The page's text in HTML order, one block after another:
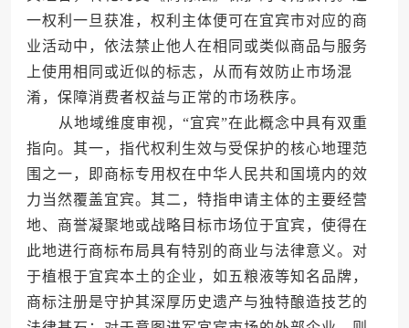
一权利一旦获准，权利主体便可在宜宾市对应的商
业活动中，依法禁止他人在相同或类似商品与服务
上使用相同或近似的标志，从而有效防止市场混
淆，保障消费者权益与正常的市场秩序。
从地域维度审视，“宜宾”在此概念中具有双重
指向。其一，指代权利生效与受保护的核心地理范
围之一，即商标专用权在中华人民共和国境内的效
力当然覆盖宜宾。其二，特指申请主体的主要经营
地、商誉凝聚地或战略目标市场位于宜宾，使得在
此地进行商标布局具有特别的商业与法律意义。对
于植根于宜宾本土的企业，如五粮液等知名品牌，
商标注册是守护其深厚历史遗产与独特酿造技艺的